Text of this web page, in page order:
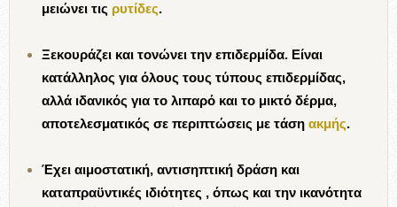
μειώνει τις ρυτίδες.
Ξεκουράζει και τονώνει την επιδερμίδα. Είναι
κατάλληλος για όλους τους τύπους επιδερμίδας,
αλλά ιδανικός για το λιπαρό και το μικτό δέρμα,
αποτελεσματικός σε περιπτώσεις με τάση ακμής.
Έχει αιμοστατική, αντισηπτική δράση και
καταπραϋντικές ιδιότητες , όπως και την ικανότητα